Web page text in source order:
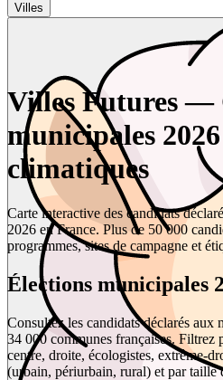
Villes
Villes Futures —
municipales
climatiques
Carte interactive des candidats
2026 en France. Plus de 50 000
programmes, sites de campagne et
Élections municipales
Consultez les candidats déclarés aux
34 000 communes françaises. Filtrez
centre, droite, écologistes, extrême-
(urbain, périurbain, rural) et par taille